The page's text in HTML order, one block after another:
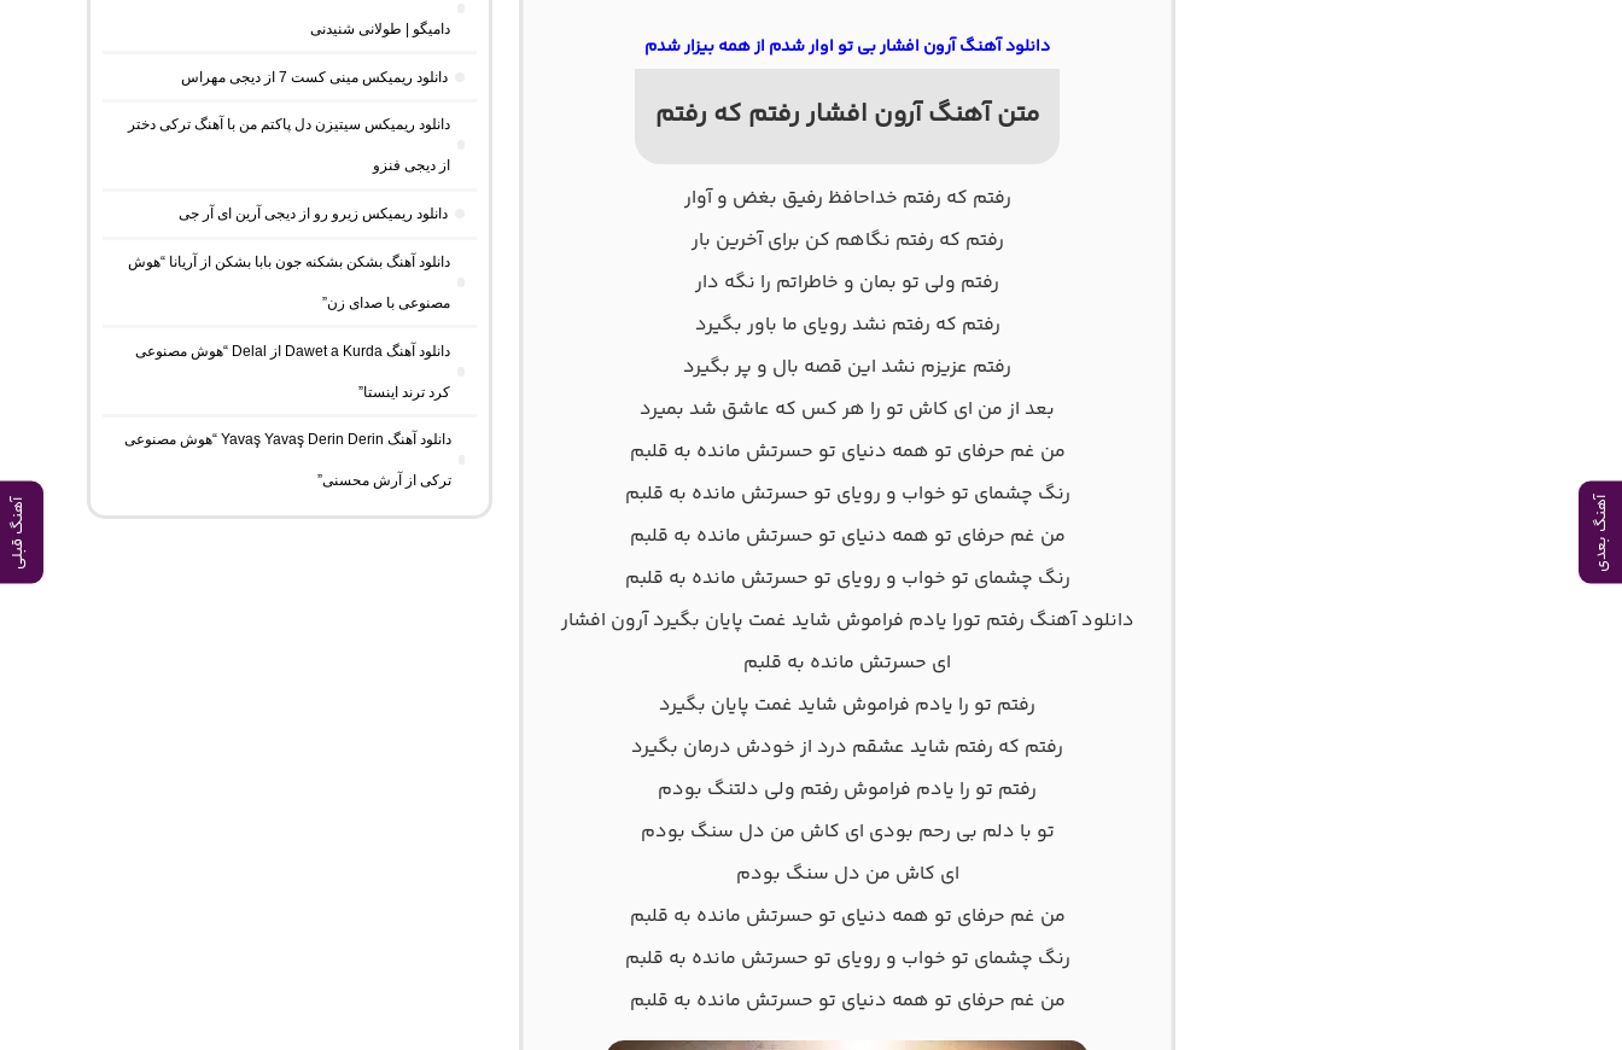
آهنگ بعدی آهنگ قبلی
دانلود آهنگ آرون افشار بی تو اوار شدم از همه بیزار شدم
متن آهنگ آرون افشار رفتم که رفتم
رفتم که رفتم خداحافظ رفیق بغض و آوار
رفتم که رفتم نگاهم کن برای آخرین بار
رفتم ولی تو بمان و خاطراتم را نگه دار
رفتم که رفتم نشد رویای ما باور بگیرد
رفتم عزیزم نشد این قصه بال و پر بگیرد
بعد از من ای کاش تو را هر کس که عاشق شد بمیرد
من غم حرفای تو همه دنیای تو حسرتش مانده به قلبم
رنگ چشمای تو خواب و رویای تو حسرتش مانده به قلبم
من غم حرفای تو همه دنیای تو حسرتش مانده به قلبم
رنگ چشمای تو خواب و رویای تو حسرتش مانده به قلبم
دانلود آهنگ رفتم تورا یادم فراموش شاید غمت پایان بگیرد آرون افشار
ای حسرتش مانده به قلبم
رفتم تو را یادم فراموش شاید غمت پایان بگیرد
رفتم که رفتم شاید عشقم درد از خودش درمان بگیرد
رفتم تو را یادم فراموش رفتم ولی دلتنگ بودم
تو با دلم بی رحم بودی ای کاش من دل سنگ بودم
ای کاش من دل سنگ بودم
من غم حرفای تو همه دنیای تو حسرتش مانده به قلبم
رنگ چشمای تو خواب و رویای تو حسرتش مانده به قلبم
من غم حرفای تو همه دنیای تو حسرتش مانده به قلبم
دامیگو | طولانی شنیدنی
دانلود ریمیکس مینی کست 7 از دیجی مهراس
دانلود ریمیکس سیتیزن دل پاکتم من با آهنگ ترکی دختر
از دیجی فنزو
دانلود ریمیکس زیرو رو از دیجی آرین ای آر جی
دانلود آهنگ بشکن بشکنه جون بابا بشکن از آریانا “هوش
مصنوعی با صدای زن”
دانلود آهنگ Dawet a Kurda از Delal “هوش مصنوعی
کرد ترند اینستا”
دانلود آهنگ Yavaş Yavaş Derin Derin “هوش مصنوعی
ترکی از آرش محسنی”